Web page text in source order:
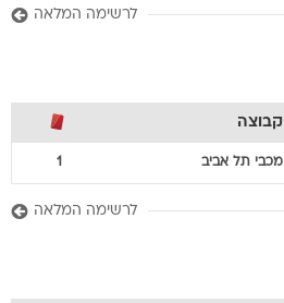
לרשימה המלאה
קבוצה
מכבי תל אביב 1
לרשימה המלאה